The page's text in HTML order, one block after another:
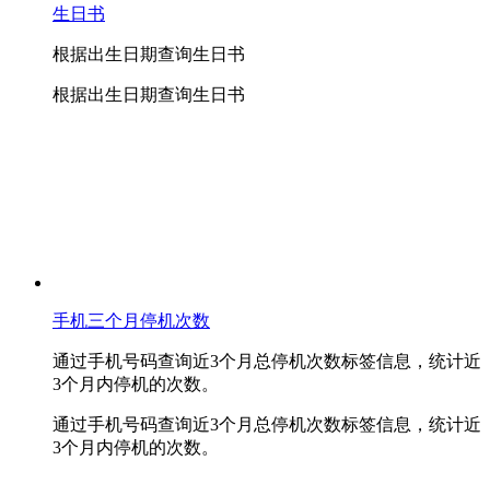
生日书
根据出生日期查询生日书
根据出生日期查询生日书
手机三个月停机次数
通过手机号码查询近3个月总停机次数标签信息，统计近
3个月内停机的次数。
通过手机号码查询近3个月总停机次数标签信息，统计近
3个月内停机的次数。